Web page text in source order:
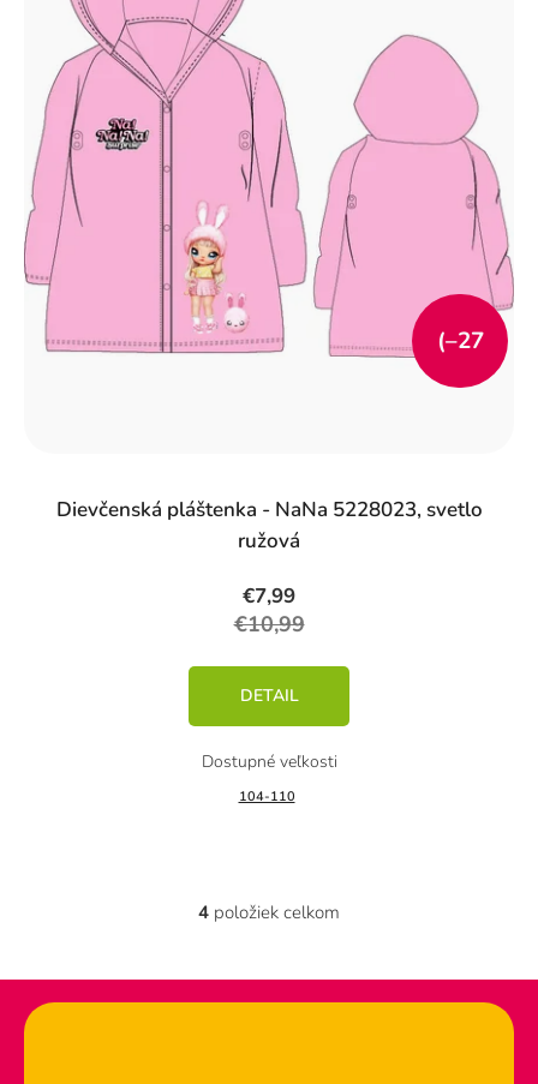
Dievčenská pláštenka - NaNa 5228023, svetlo
ružová
€7,99
€10,99
(–27
DETAIL
104-110
O
l
á
4 položiek celkom